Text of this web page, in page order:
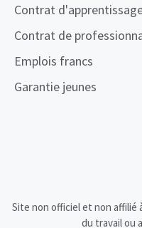
Contrat
Contrat de
Emplois francs
Garantie jeunes
Site non officiel et non affilié
du travail ou